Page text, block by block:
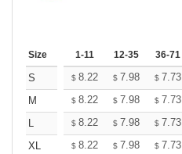
Size 1-11 12-35 36-71
S $ 8.22 $ 7.98 $ 7.73
M
$ 8.22 $ 7.98 $ 7.73
L
$ 8.22 $ 7.98 $ 7.73
XL
$ 8.22 $ 7.98 $ 7.73